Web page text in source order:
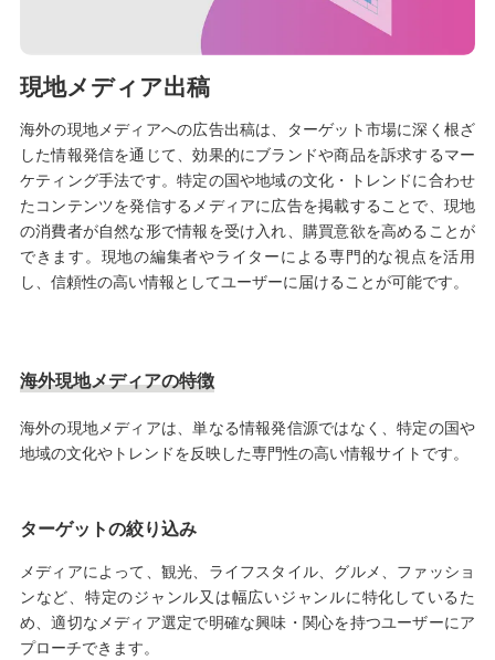
現地メディア出稿
海外の現地メディアへの広告出稿は、ターゲット市場に深く根ざ
した情報発信を通じて、効果的にブランドや商品を訴求するマー
ケティング手法です。特定の国や地域の文化・トレンドに合わせ
たコンテンツを発信するメディアに広告を掲載することで、現地
の消費者が自然な形で情報を受け入れ、購買意欲を高めることが
できます。現地の編集者やライターによる専門的な視点を活用
し、信頼性の高い情報としてユーザーに届けることが可能です。
海外現地メディアの特徴
海外の現地メディアは、単なる情報発信源ではなく、特定の国や
地域の文化やトレンドを反映した専門性の高い情報サイトです。
ターゲットの絞り込み
メディアによって、観光、ライフスタイル、グルメ、ファッショ
ンなど、特定のジャンル又は幅広いジャンルに特化しているた
め、適切なメディア選定で明確な興味・関心を持つユーザーにア
プローチできます。